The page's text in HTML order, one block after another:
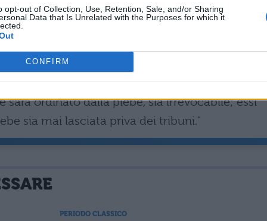
opt-out of Collection, Use, Retention, Sale, and/or Sharing
Data that Is Unrelated with the Purposes for which it
CONFIRM
accrescano la gloria del loro popolo,
ambasciatore per interesse privato."
i dieci creati a sua difesa contro la violenza, e
sarà ordinato dalla plebe, sia irrevocabile; essi
sia mai lasciata priva dei tribuni."
PERIODO CLASSICO